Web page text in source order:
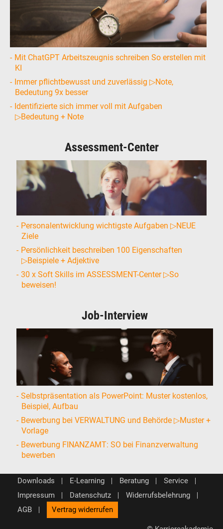
Mit ChatGPT Arbeitszeugnis schreiben So erstellen mit
KI
Immer pflichtbewusst und zuverlässig ▷Note,
Bedeutung 9x besser
Identifizierte sich immer voll mit Aufgaben
▷Bedeutung + Note
Assessment-Center
Personalentwicklung wichtigste Aufgaben ▷NEUE
Ziele
Persönlichkeit beschreiben 100 Eigenschaften
▷Beispiele + Adjektive
30 x Soft Skills im ASSESSMENT-Center ▷So
beweisen!
Job-Interview
Selbstpräsentation als PowerPoint: Muster kostenlos,
Beispiel, Aufbau
Bewerbung bei VERWALTUNG und Behörde ▷Muster +
Vorlage
Bewerbung FINANZAMT: SO bei Finanzverwaltung
bewerben
Downloads E-Learning Beratung
Service
Impressum
Datenschutz
Widerrufsbelehrung
AGB
Vertrag widerrufen